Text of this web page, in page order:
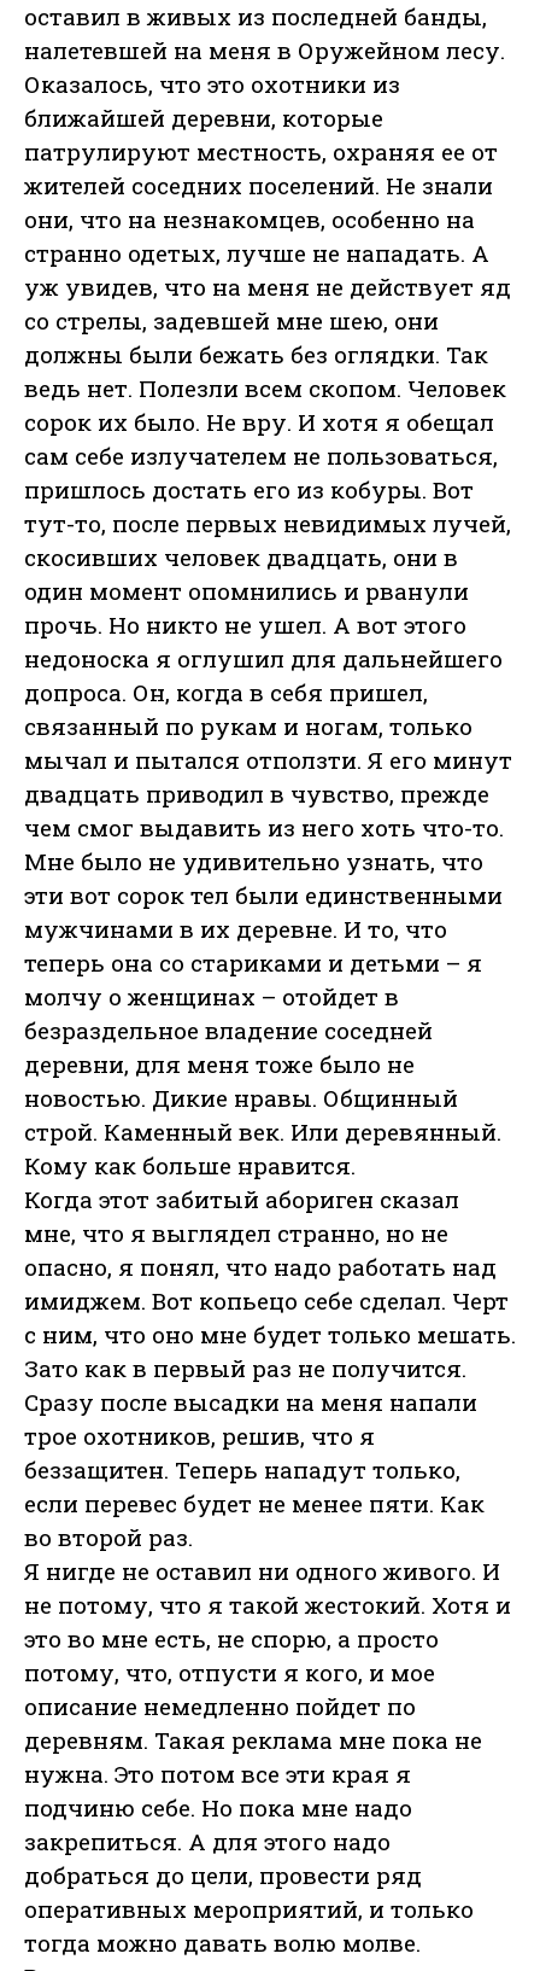
оставил в живых из последней банды,
налетевшей на меня в Оружейном лесу.
Оказалось, что это охотники из
ближайшей деревни, которые
патрулируют местность, охраняя ее от
жителей соседних поселений. Не знали
они, что на незнакомцев, особенно на
странно одетых, лучше не нападать. А
уж увидев, что на меня не действует яд
со стрелы, задевшей мне шею, они
должны были бежать без оглядки. Так
ведь нет. Полезли всем скопом. Человек
сорок их было. Не вру. И хотя я обещал
сам себе излучателем не пользоваться,
пришлось достать его из кобуры. Вот
тут-то, после первых невидимых лучей,
скосивших человек двадцать, они в
один момент опомнились и рванули
прочь. Но никто не ушел. А вот этого
недоноска я оглушил для дальнейшего
допроса. Он, когда в себя пришел,
связанный по рукам и ногам, только
мычал и пытался отползти. Я его минут
двадцать приводил в чувство, прежде
чем смог выдавить из него хоть что-то.
Мне было не удивительно узнать, что
эти вот сорок тел были единственными
мужчинами в их деревне. И то, что
теперь она со стариками и детьми – я
молчу о женщинах – отойдет в
безраздельное владение соседней
деревни, для меня тоже было не
новостью. Дикие нравы. Общинный
строй. Каменный век. Или деревянный.
Кому как больше нравится.
Когда этот забитый абориген сказал
мне, что я выглядел странно, но не
опасно, я понял, что надо работать над
имиджем. Вот копьецо себе сделал. Черт
с ним, что оно мне будет только мешать.
Зато как в первый раз не получится.
Сразу после высадки на меня напали
трое охотников, решив, что я
беззащитен. Теперь нападут только,
если перевес будет не менее пяти. Как
во второй раз.
Я нигде не оставил ни одного живого. И
не потому, что я такой жестокий. Хотя и
это во мне есть, не спорю, а просто
потому, что, отпусти я кого, и мое
описание немедленно пойдет по
деревням. Такая реклама мне пока не
нужна. Это потом все эти края я
подчиню себе. Но пока мне надо
закрепиться. А для этого надо
добраться до цели, провести ряд
оперативных мероприятий, и только
тогда можно давать волю молве.